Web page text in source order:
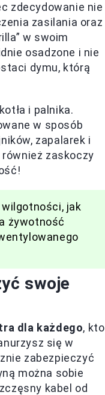
zdecydowanie nie
zasilania oraz
w swoim
osadzone i nie
dymu, którą
i palnika.
w sposób
zapalarek i
również zaskoczy
jak
żywotność
swoje
dla każdego, kto
się w
zabezpieczyć
można sobie
kabel od